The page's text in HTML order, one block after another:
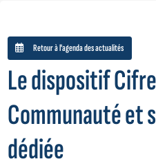
Retour à l'agenda des actualités
Le dispositif
Communauté et
dédiée